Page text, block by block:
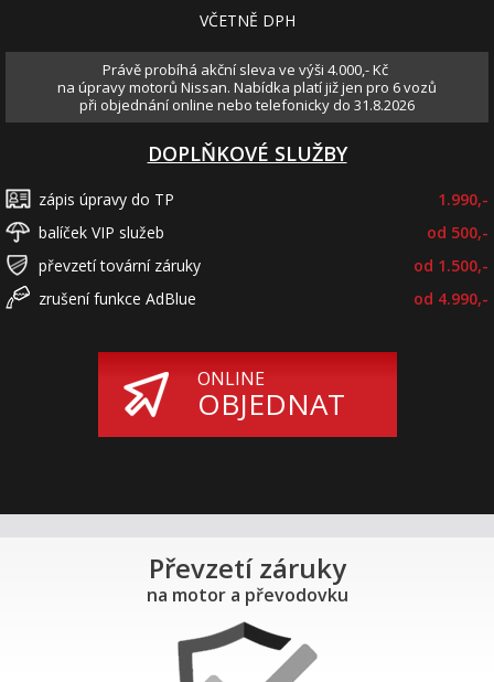
VČETNĚ DPH
Právě probíhá akční sleva ve výši 4.000,- Kč
na úpravy motorů Nissan. Nabídka platí již jen pro 6 vozů
při objednání online nebo telefonicky do 31.8.2026
DOPLŇKOVÉ SLUŽBY
zápis úpravy do TP
balíček VIP služeb
převzetí tovární záruky
zrušení funkce AdBlue
1.990,-
od 500,-
od 1.500,-
od 4.990,-
ONLINE
OBJEDNAT
Převzetí záruky
na motor a převodovku